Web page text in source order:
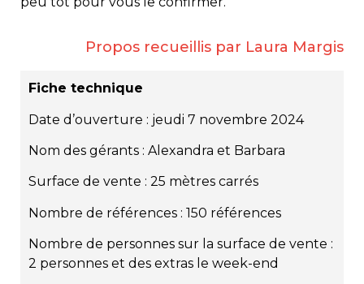
Propos recueillis par Laura Margis
Fiche technique
Date d’ouverture : jeudi 7 novembre 2024
Nom des gérants : Alexandra et Barbara
Surface de vente : 25 mètres carrés
Nombre de références : 150 références
Nombre de personnes sur la surface de vente :
2 personnes et des extras le week-end